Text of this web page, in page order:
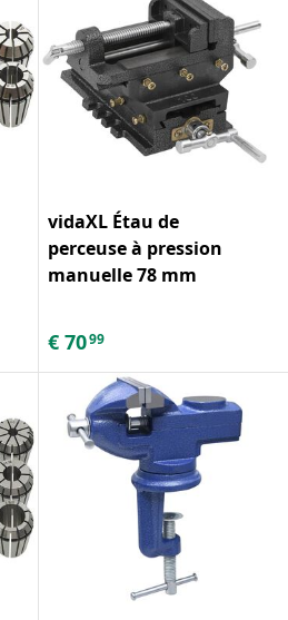
vidaXL Étau de
perceuse à pression
manuelle 78 mm
€ 7099